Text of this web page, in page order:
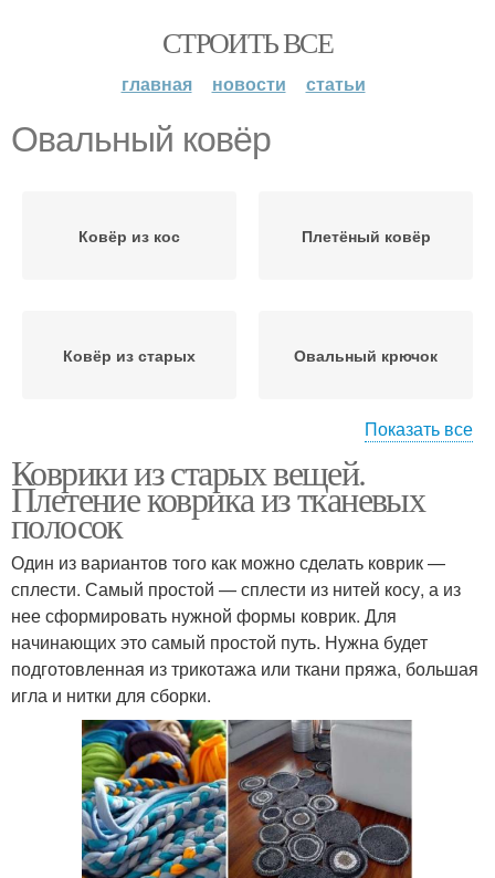
СТРОИТЬ ВСЕ
главная новости статьи
Овальный ковёр
Ковёр из кос Плетёный ковёр
Ковёр из старых Овальный крючок
Овальный коврик
Показать все
Коврики из старых вещей.
Плетение коврика из тканевых
полосок
Один из вариантов того как можно сделать коврик —
сплести. Самый простой — сплести из нитей косу, а из
нее сформировать нужной формы коврик. Для
начинающих это самый простой путь. Нужна будет
подготовленная из трикотажа или ткани пряжа, большая
игла и нитки для сборки.